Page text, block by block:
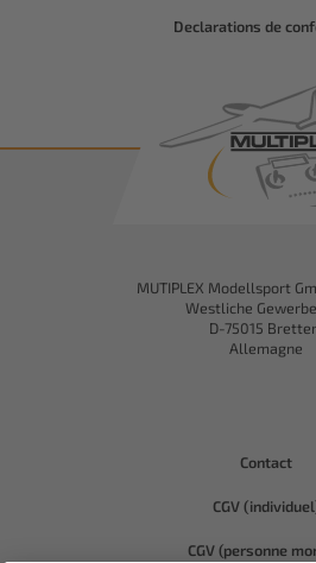
Declarations de
MUTIPLEX Modellsport
Westliche
D-75015
Allemagne
Contact
CGV
CGV (personne